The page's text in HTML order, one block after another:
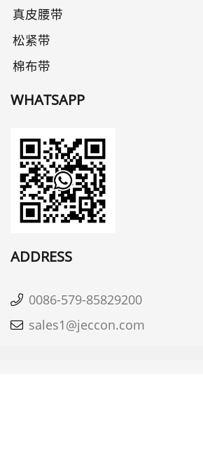
真皮腰带
松紧带
棉布带
WHATSAPP
ADDRESS
0086-579-85829200
sales1@jeccon.com